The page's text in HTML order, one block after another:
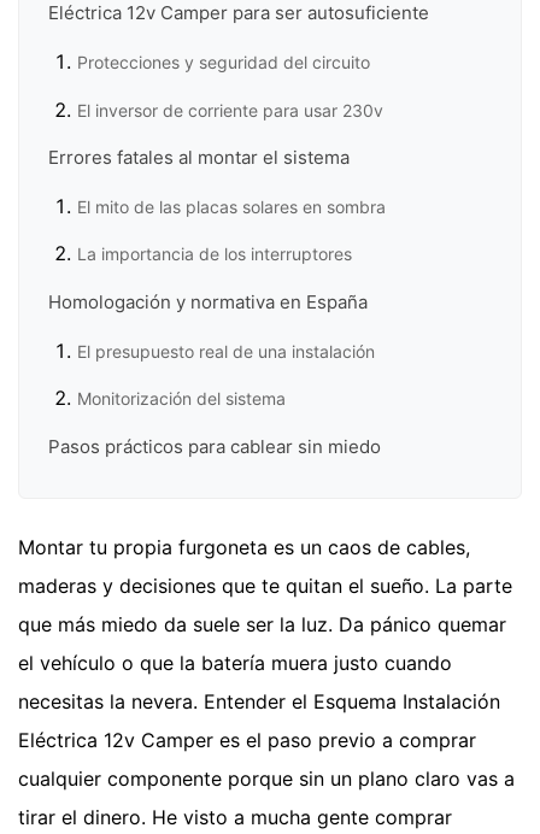
Eléctrica 12v Camper para ser autosuficiente
Protecciones y seguridad del circuito
El inversor de corriente para usar 230v
Errores fatales al montar el sistema
El mito de las placas solares en sombra
La importancia de los interruptores
Homologación y normativa en España
El presupuesto real de una instalación
Monitorización del sistema
Pasos prácticos para cablear sin miedo
Montar tu propia furgoneta es un caos de cables,
maderas y decisiones que te quitan el sueño. La parte
que más miedo da suele ser la luz. Da pánico quemar
el vehículo o que la batería muera justo cuando
necesitas la nevera. Entender el Esquema Instalación
Eléctrica 12v Camper es el paso previo a comprar
cualquier componente porque sin un plano claro vas a
tirar el dinero. He visto a mucha gente comprar